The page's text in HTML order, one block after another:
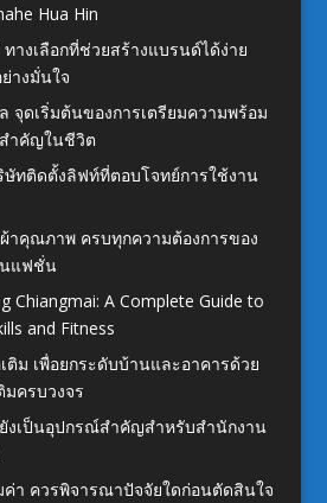
Hua Hin
างเลือกที่ช่วยสร้างแบรนด์ได้ง่าย
างมั่นใจ
จุดเริ่มต้นของการเตรียมความพร้อม
ำคัญในชีวิต
ษัทติดตั้งลิฟท์ที่ตอบโจทย์การใช้งาน
าคุณภาพ ครบทุกความต้องการของ
นแฟชั่น
Chiangmai: A Complete Guide to
and Fitness
ติม เพื่อยกระดับบ้านและอาคารด้วย
มครบวงจร
งเป็นอุปกรณ์สำคัญสำหรับสำนักงาน
า ควรพิจารณาปัจจัยใดก่อนตัดสินใจ